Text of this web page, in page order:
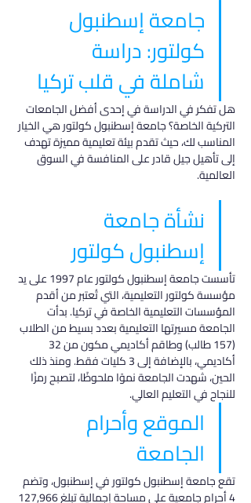
جامعة إسطنبول
كولتور: دراسة
شاملة في قلب تركيا
هل تفكر في الدراسة في إحدى أفضل الجامعات
التركية الخاصة؟ جامعة إسطنبول كولتور هي الخيار
المناسب لك، حيث تقدم بيئة تعليمية مميزة تهدف
إلى تأهيل جيل قادر على المنافسة في السوق
العالمية.
نشأة جامعة
إسطنبول كولتور
تأسست جامعة إسطنبول كولتور عام 1997 على يد
مؤسسة كولتور التعليمية، التي تُعتبر من أقدم
المؤسسات التعليمية الخاصة في تركيا. بدأت
الجامعة مسيرتها التعليمية بعدد بسيط من الطلاب
أكاديمي، بالإضافة إلى 3 كليات فقط. ومنذ ذلك
الحين، شهدت الجامعة نموًا ملحوظًا، لتصبح رمزًا
للنجاح في التعليم العالي.
الموقع وأحرام
الجامعة
تقع جامعة إسطنبول كولتور في إسطنبول، وتضم